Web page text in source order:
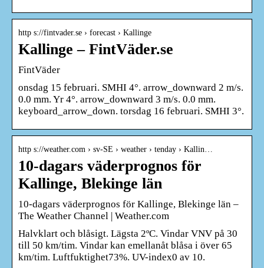
http s://fintvader.se › forecast › Kallinge
Kallinge – FintVäder.se
FintVäder
onsdag 15 februari. SMHI 4°. arrow_downward 2 m/s.
0.0 mm. Yr 4°. arrow_downward 3 m/s. 0.0 mm.
keyboard_arrow_down. torsdag 16 februari. SMHI 3°.
http s://weather.com › sv-SE › weather › tenday › Kallin…
10-dagars väderprognos för
Kallinge, Blekinge län
10-dagars väderprognos för Kallinge, Blekinge län –
The Weather Channel | Weather.com
Halvklart och blåsigt. Lägsta 2ºC. Vindar VNV på 30
till 50 km/tim. Vindar kan emellanåt blåsa i över 65
km/tim. Luftfuktighet73%. UV-index0 av 10.